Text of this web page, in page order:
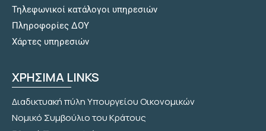
Τηλεφωνικοί κατάλογοι υπηρεσιών
Πληροφορίες ΔΟΥ
Χάρτες υπηρεσιών
ΧΡΗΣΙΜΑ LINKS
Διαδικτυακή πύλη Υπουργείου Οικονομικών
Νομικό Συμβούλιο του Κράτους